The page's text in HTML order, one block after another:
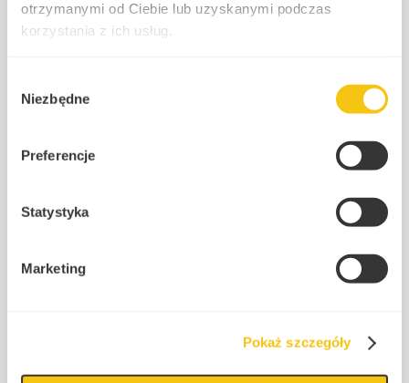
otrzymanymi od Ciebie lub uzyskanymi podczas
korzystania z ich usług.
zgody
Niezbędne
Preferencje
Statystyka
Marketing
Pokaż szczegóły
Więcej
dotyczącą opodatkowania
oznacza i dlaczego podjął taką
2025-11-28